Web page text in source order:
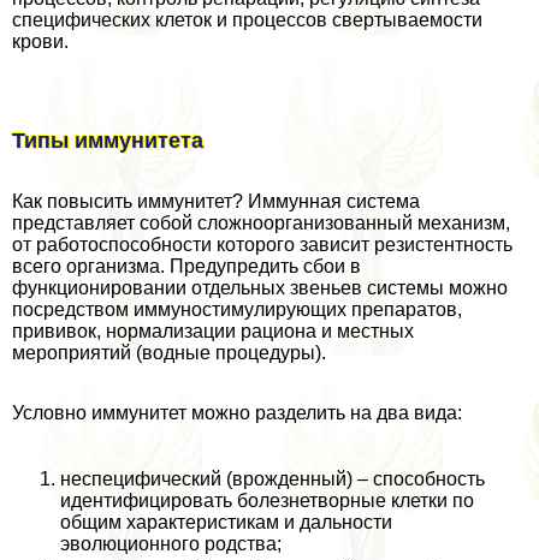
специфических клеток и процессов свертываемости
крови.
Типы иммунитета
Как повысить иммунитет? Иммунная система
представляет собой сложноорганизованный механизм,
от работоспособности которого зависит резистентность
всего организма. Предупредить сбои в
функционировании отдельных звеньев системы можно
посредством иммуностимулирующих препаратов,
прививок, нормализации рациона и местных
мероприятий (водные процедуры).
Условно иммунитет можно разделить на два вида:
неспецифический (врожденный) – способность
идентифицировать болезнетворные клетки по
общим хаpaктеристикам и дальности
эволюционного родства;